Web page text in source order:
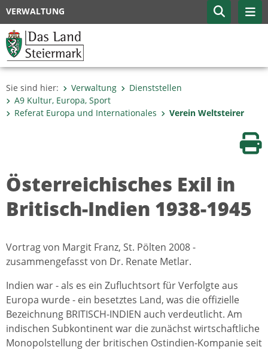
VERWALTUNG
Sie sind hier: Verwaltung
Dienststellen
A9 Kultur, Europa, Sport
Referat Europa und Internationales
Verein Weltsteirer
Österreichisches Exil in
Britisch-Indien 1938-1945
Vortrag von Margit Franz, St. Pölten 2008 -
zusammengefasst von Dr. Renate Metlar.
Indien war - als es ein Zufluchtsort für Verfolgte aus
Europa wurde - ein besetztes Land, was die offizielle
Bezeichnung BRITISCH-INDIEN auch verdeutlicht. Am
indischen Subkontinent war die zunächst wirtschaftliche
Monopolstellung der britischen Ostindien-Kompanie seit